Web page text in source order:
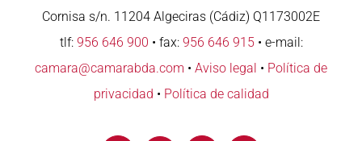
Cornisa s/n. 11204 Algeciras (Cádiz) Q1173002E
tlf: 956 646 900 • fax: 956 646 915• e-mail:
camara@camarabda.com • Aviso legal • Política de
privacidad • Política de calidad